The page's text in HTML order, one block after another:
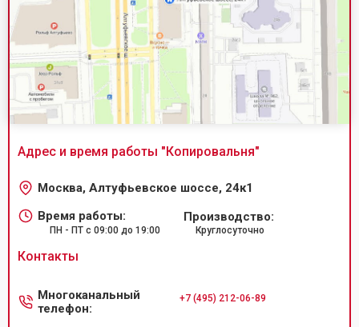
Адрес и время работы "Копировальня"
Москва, Алтуфьевское шоссе, 24к1
Время работы:
ПН - ПТ с 09:00 до 19:00
Производство:
Круглосуточно
Контакты
Многоканальный
телефон:
+7 (495) 212-06-89